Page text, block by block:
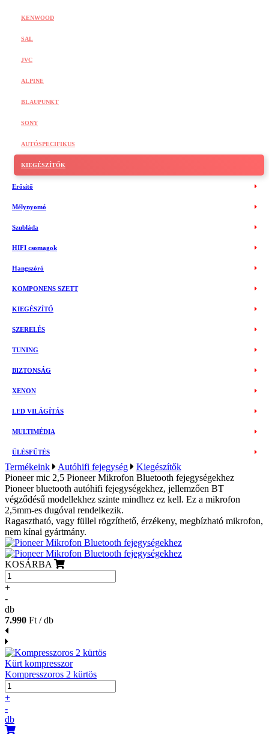
KENWOOD
SAL
JVC
ALPINE
BLAUPUNKT
SONY
AUTÓSPECIFIKUS
KIEGÉSZÍTŐK
Erősítő
Mélynyomó
Szubláda
HIFI csomagok
Hangszóró
KOMPONENS SZETT
KIEGÉSZÍTŐ
SZERELÉS
TUNING
BIZTONSÁG
XENON
LED VILÁGÍTÁS
MULTIMÉDIA
ÜLÉSFŰTÉS
Termékeink Autóhifi fejegység
Kiegészítők
Pioneer mic 2,5 Pioneer Mikrofon Bluetooth fejegységekhez
Pioneer bluetooth autóhifi fejegységekhez, jellemzően BT
végződésű modellekhez szinte mindhez ez kell. Ez a mikrofon
2,5mm-es dugóval rendelkezik.
Ragasztható, vagy füllel rögzíthető, érzékeny, megbízható mikrofon,
nem kínai gyártmány.
KOSÁRBA
+
-
db
7.990 Ft / db
Kürt kompresszor
Kompresszoros 2 kürtös
+
-
db